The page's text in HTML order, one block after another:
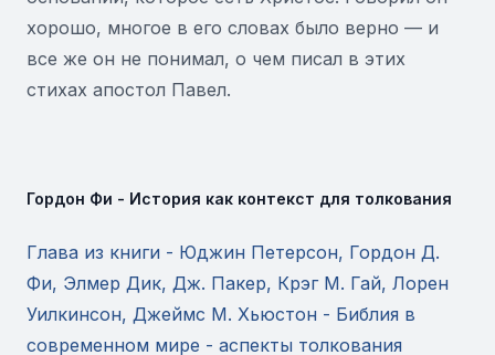
хорошо, многое в его словах было верно — и
все же он не понимал, о чем писал в этих
стихах апостол Павел.
Гордон Фи - История как контекст для толкования
Глава из книги - Юджин Петерсон, Гордон Д.
Фи, Элмер Дик, Дж. Пакер, Крэг М. Гай, Лорен
Уилкинсон, Джеймс М. Хьюстон - Библия в
современном мире - аспекты толкования